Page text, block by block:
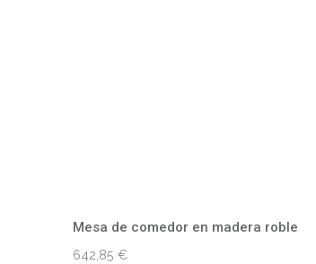
Mesa de comedor en madera roble
642,85 €